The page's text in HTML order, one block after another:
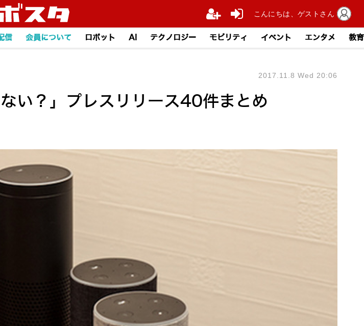
信 会員について ロボット AI テクノロジー モビリティ イベント エンタメ 教育
い？」プレスリリース40件まとめ
2017.11.8 Wed 20:06
こんにちは、ゲストさん